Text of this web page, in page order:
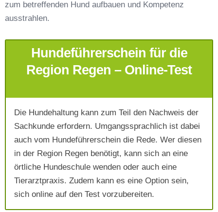
Telefonnummer*
Mit Absenden der Daten akzeptiere ich die
AGB`s.
Absenden
zum betreffenden Hund aufbauen und Kompetenz
ausstrahlen.
Hundeführerschein für die
Region Regen – Online-Test
Die Hundehaltung kann zum Teil den Nachweis der
Sachkunde erfordern. Umgangssprachlich ist dabei
auch vom Hundeführerschein die Rede. Wer diesen
in der Region Regen benötigt, kann sich an eine
örtliche Hundeschule wenden oder auch eine
Tierarztpraxis. Zudem kann es eine Option sein,
sich online auf den Test vorzubereiten.